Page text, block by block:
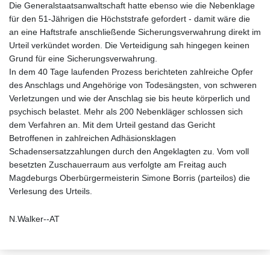
Die Generalstaatsanwaltschaft hatte ebenso wie die Nebenklage
für den 51-Jährigen die Höchststrafe gefordert - damit wäre die
an eine Haftstrafe anschließende Sicherungsverwahrung direkt im
Urteil verkündet worden. Die Verteidigung sah hingegen keinen
Grund für eine Sicherungsverwahrung.
In dem 40 Tage laufenden Prozess berichteten zahlreiche Opfer
des Anschlags und Angehörige von Todesängsten, von schweren
Verletzungen und wie der Anschlag sie bis heute körperlich und
psychisch belastet. Mehr als 200 Nebenkläger schlossen sich
dem Verfahren an. Mit dem Urteil gestand das Gericht
Betroffenen in zahlreichen Adhäsionsklagen
Schadensersatzzahlungen durch den Angeklagten zu. Vom voll
besetzten Zuschauerraum aus verfolgte am Freitag auch
Magdeburgs Oberbürgermeisterin Simone Borris (parteilos) die
Verlesung des Urteils.
N.Walker--AT